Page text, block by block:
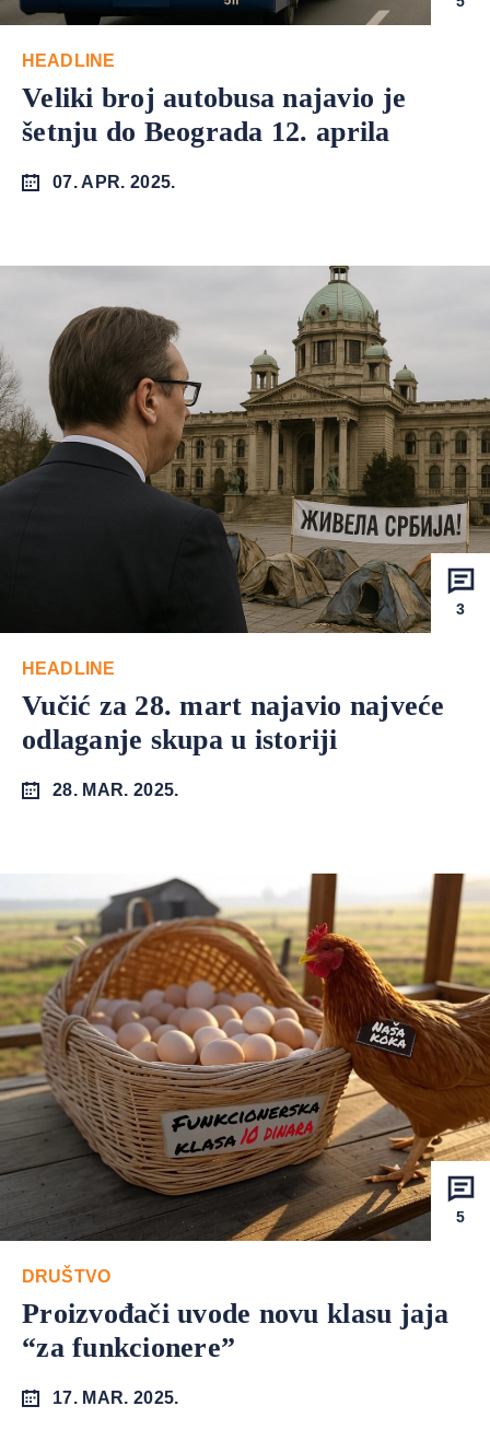
HEADLINE
Veliki broj autobusa najavio je
šetnju do Beograda 12. aprila
07. APR. 2025.
3
HEADLINE
Vučić za 28. mart najavio najveće
odlaganje skupa u istoriji
28. MAR. 2025.
5
DRUŠTVO
Proizvođači uvode novu klasu jaja
“za funkcionere”
17. MAR. 2025.